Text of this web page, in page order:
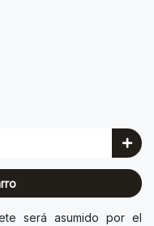
será asumido por el